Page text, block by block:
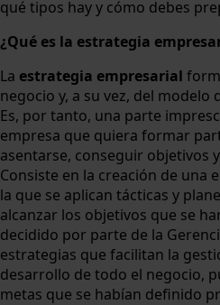
qué tipos hay y cómo debes
¿Qué es la estrategia
La estrategia empresarial
negocio y, a su vez, del modelo
Es, por tanto, una parte
empresa que quiera formar
asentarse, conseguir objetivos
Consiste en la creación de una
la que se aplican tácticas y
alcanzar los objetivos que se
decidido por parte de la
estrategias que facilitan la
desarrollo de todo el negocio,
metas que se habían definido